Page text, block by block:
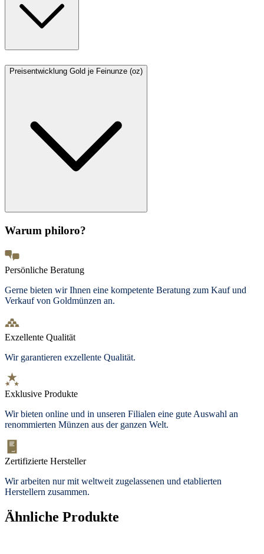
Preisentwicklung Gold je Feinunze (oz)
Warum philoro?
Persönliche Beratung
Gerne bieten wir Ihnen eine kompetente Beratung zum Kauf und
Verkauf von Goldmünzen an.
Exzellente Qualität
Wir garantieren exzellente Qualität.
Exklusive Produkte
Wir bieten online und in unseren Filialen eine gute Auswahl an
renommierten Münzen aus der ganzen Welt.
Zertifizierte Hersteller
Wir arbeiten nur mit weltweit zugelassenen und etablierten
Herstellern zusammen.
Ähnliche Produkte